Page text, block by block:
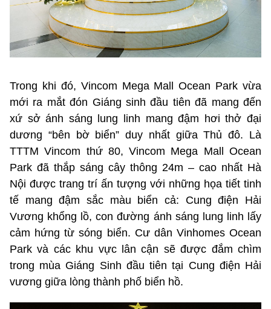
Trong khi đó, Vincom Mega Mall Ocean Park vừa
mới ra mắt đón Giáng sinh đầu tiên đã mang đến
xứ sở ánh sáng lung linh mang đậm hơi thở đại
dương “bên bờ biển” duy nhất giữa Thủ đô. Là
TTTM Vincom thứ 80, Vincom Mega Mall Ocean
Park đã thắp sáng cây thông 24m – cao nhất Hà
Nội được trang trí ấn tượng với những họa tiết tinh
tế mang đậm sắc màu biển cả: Cung điện Hải
Vương khổng lồ, con đường ánh sáng lung linh lấy
cảm hứng từ sóng biển. Cư dân Vinhomes Ocean
Park và các khu vực lân cận sẽ được đắm chìm
trong mùa Giáng Sinh đầu tiên tại Cung điện Hải
vương giữa lòng thành phố biển hồ.